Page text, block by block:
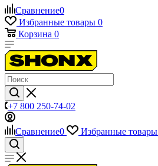
Сравнение0
Избранные товары 0
Корзина 0
+7 800 250-74-02
Сравнение0 Избранные товары